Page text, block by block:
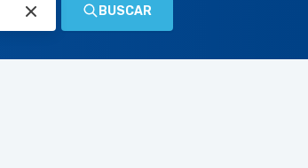
BUSCAR